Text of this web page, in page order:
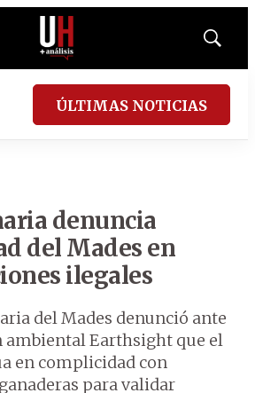
Mostrar
ÚLTIMAS NOTICIAS
denuncia
del Mades en
ilegales
del Mades denunció ante
ambiental Earthsight que el
en complicidad con
para validar